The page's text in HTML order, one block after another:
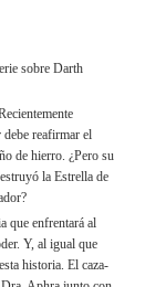
sobre Darth
debe reafirmar el
de hierro. ¿Pero su
la Estrella de
que enfrentará al
Y, al igual que
historia. El caza-